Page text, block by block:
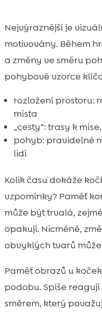
Nejvýraznější je
motivovány. Během
a změny ve směru
pohybové vzorce
rozložení prostoru:
místa
„cesty“: trasy k
pohyb: pravidelné
lidí
Kolik času dokáže
vzpomínky? Paměť
může být trvalá,
opakují. Nicméně,
obvyklých tvarů
Paměť obrazů u
podobu. Spíše
směrem, který